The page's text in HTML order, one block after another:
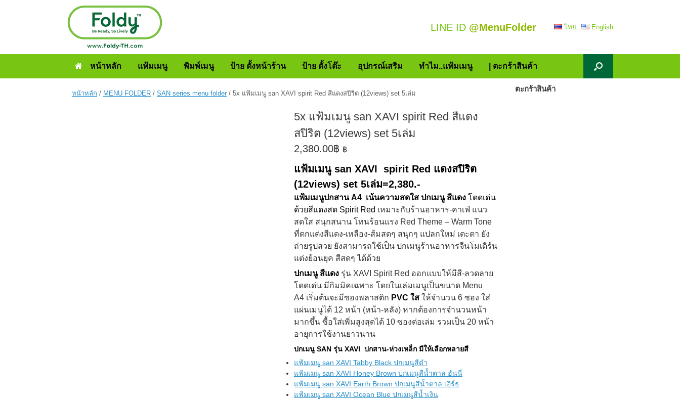
LINE ID @MenuFolder ไทย English
หน้าหลัก แฟ้มเมนู พิมพ์เมนู ป้าย ตั้งหน้าร้าน ป้าย ตั้งโต๊ะ อุปกรณ์เสริม ทำไม..แฟ้มเมนู | ตะกร้าสินค้า
หน้าหลัก / MENU FOLDER / SAN series menu folder / 5x แฟ้มเมนู san XAVI spirit Red สีแดงสปิริต (12views) set 5เล่ม
5x แฟ้มเมนู san XAVI spirit Red สีแดง
สปิริต (12views) set 5เล่ม
2,380.00฿ ฿
แฟ้มเมนู san XAVI spirit Red แดงสปิริต
(12views) set 5เล่ม=2,380.-
แฟ้มเมนูปกสาน A4 เน้นความสดใส ปกเมนู สีแดงโดดเด่น
ด้วยสีแดงสด Spirit Red เหมาะกับร้านอาหาร-คาเฟ่ แนว
สดใส สนุกสนาน โทนร้อนแรง Red Theme – Warm Tone
ที่ตกแต่งสีแดง-เหลือง-ส้มสดๆ สนุกๆ แปลกใหม่ เตะตา ยัง
ถ่ายรูปสวย ยังสามารถใช้เป็น ปกเมนูร้านอาหารจีนโมเดิร์น
แต่งย้อนยุค สีสดๆ ได้ด้วย
ปกเมนู สีแดง รุ่น XAVI Spirit Red ออกแบบให้มีสี-ลวดลาย
โดดเด่น มีกิมมิคเฉพาะ โดยในเล่มเมนูเป็นขนาด Menu
A4เริ่มต้นจะมีซองพลาสติก PVC ใส ให้จำนวน 6 ซอง ใส่
แผ่นเมนูได้ 12 หน้า (หน้า-หลัง) หากต้องการจำนวนหน้า
มากขึ้น ซื้อใส่เพิ่มสูงสุดได้ 10 ซองต่อเล่ม รวมเป็น 20 หน้า
อายุการใช้งานยาวนาน
ปกเมนู SAN รุ่น XAVI ปกสาน-ห่วงเหล็ก มีให้เลือกหลายสี
แฟ้มเมนู san XAVI Tabby Black ปกเมนูสีดำ
แฟ้มเมนู san XAVI Honey Brown ปกเมนูสีน้ำตาล ฮันนี่
แฟ้มเมนู san XAVI Earth Brown ปกเมนูสีน้ำตาล เอิร์ธ
แฟ้มเมนู san XAVI Ocean Blue ปกเมนูสีน้ำเงิน
ตะกร้าสินค้า